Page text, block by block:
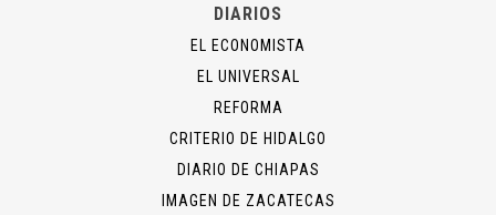
DIARIOS
EL ECONOMISTA
EL UNIVERSAL
REFORMA
CRITERIO DE HIDALGO
DIARIO DE CHIAPAS
IMAGEN DE ZACATECAS